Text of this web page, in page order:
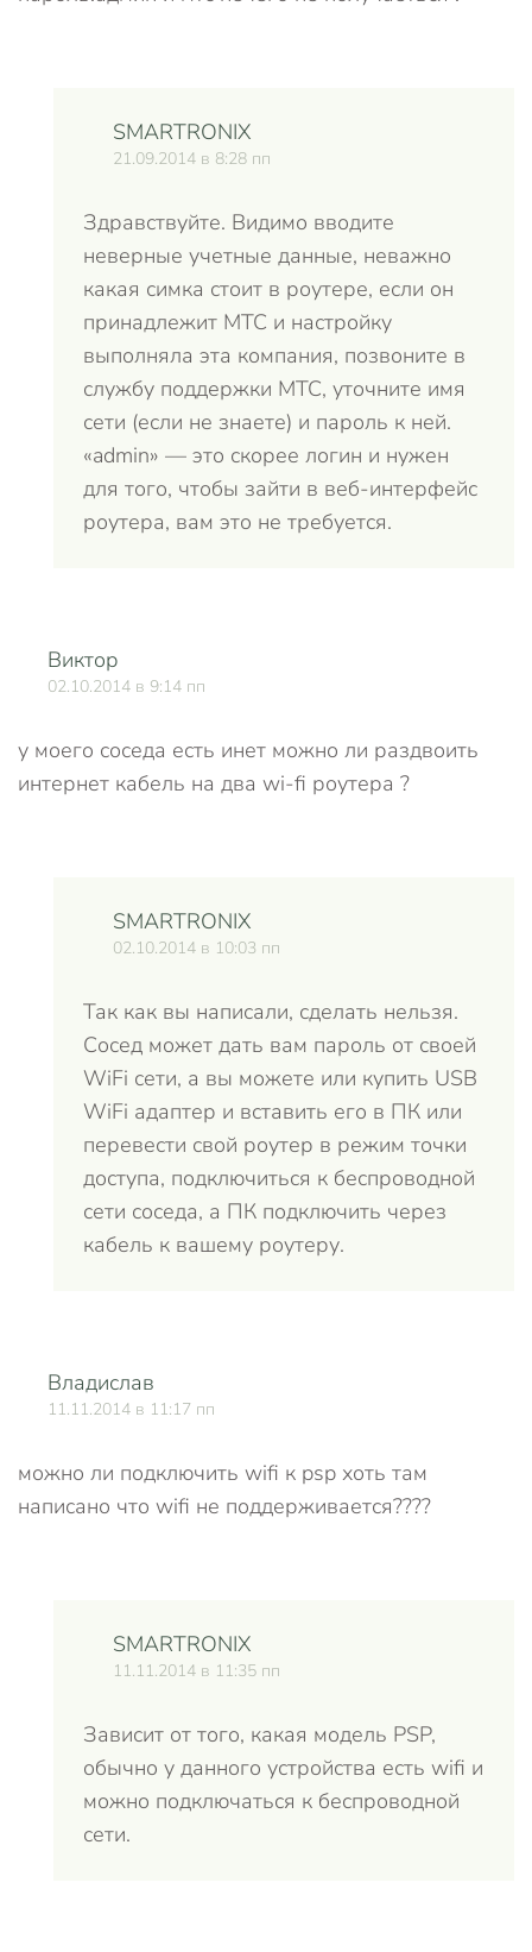
SMARTRONIX
21.09.2014 в 8:28 пп
Здравствуйте. Видимо вводите
неверные учетные данные, неважно
какая симка стоит в роутере, если он
принадлежит МТС и настройку
выполняла эта компания, позвоните в
службу поддержки МТС, уточните имя
сети (если не знаете) и пароль к ней.
«admin» — это скорее логин и нужен
для того, чтобы зайти в веб-интерфейс
роутера, вам это не требуется.
Виктор
02.10.2014 в 9:14 пп
у моего соседа есть инет можно ли раздвоить
интернет кабель на два wi-fi роутера ?
SMARTRONIX
02.10.2014 в 10:03 пп
Так как вы написали, сделать нельзя.
Сосед может дать вам пароль от своей
WiFi сети, а вы можете или купить USB
WiFi адаптер и вставить его в ПК или
перевести свой роутер в режим точки
доступа, подключиться к беспроводной
сети соседа, а ПК подключить через
кабель к вашему роутеру.
Владислав
11.11.2014 в 11:17 пп
можно ли подключить wifi к psp хоть там
написано что wifi не поддерживается????
SMARTRONIX
11.11.2014 в 11:35 пп
Зависит от того, какая модель PSP,
обычно у данного устройства есть wifi и
можно подключаться к беспроводной
сети.